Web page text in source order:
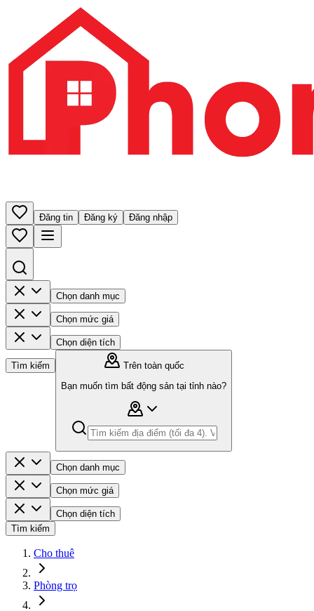
Đăng tin Đăng ký Đăng nhập
Chọn danh mục
Chọn mức giá
Chọn diện tích
Tìm kiếm
Trên toàn quốc
Bạn muốn tìm bất động sản tại tỉnh nào?
Chọn danh mục
Chọn mức giá
Chọn diện tích
Tìm kiếm
Cho thuê
Phòng trọ